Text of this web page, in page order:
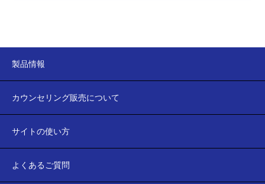
製品情報
カウンセリング販売について
サイトの使い方
よくあるご質問